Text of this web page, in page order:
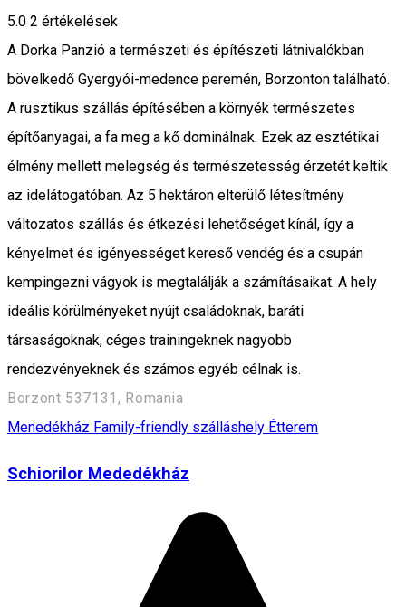
5.0 2 értékelések
A Dorka Panzió a természeti és építészeti látnivalókban
bövelkedő Gyergyói-medence peremén, Borzonton található.
A rusztikus szállás építésében a környék természetes
építőanyagai, a fa meg a kő dominálnak. Ezek az esztétikai
élmény mellett melegség és természetesség érzetét keltik
az idelátogatóban. Az 5 hektáron elterülő létesítmény
változatos szállás és étkezési lehetőséget kínál, így a
kényelmet és igényességet kereső vendég és a csupán
kempingezni vágyok is megtalálják a számításaikat. A hely
ideális körülményeket nyújt családoknak, baráti
társaságoknak, céges trainingeknek nagyobb
rendezvényeknek és számos egyéb célnak is.
Borzont 537131, Romania
Menedékház Family-friendly szálláshely Étterem
Schiorilor Mededékház